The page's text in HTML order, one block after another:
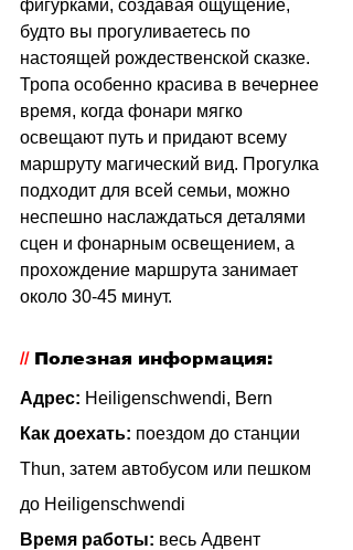
фигурками, создавая ощущение,
будто вы прогуливаетесь по
настоящей рождественской сказке.
Тропа особенно красива в вечернее
время, когда фонари мягко
освещают путь и придают всему
маршруту магический вид. Прогулка
подходит для всей семьи, можно
неспешно наслаждаться деталями
сцен и фонарным освещением, а
прохождение маршрута занимает
около 30-45 минут.
// Полезная информация:
Адрес: Heiligenschwendi, Bern
Как доехать: поездом до станции
Thun, затем автобусом или пешком
до Heiligenschwendi
Время работы: весь Адвент